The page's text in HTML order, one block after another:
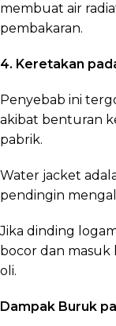
membuat air
pembakaran.
4. Keretakan
Penyebab ini
akibat benturan
pabrik.
Water jacket
pendingin
Jika dinding
bocor dan
oli.
Dampak Buruk